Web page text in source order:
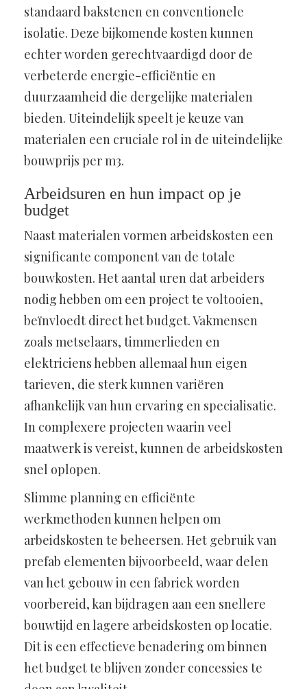
standaard bakstenen en conventionele
isolatie. Deze bijkomende kosten kunnen
echter worden gerechtvaardigd door de
verbeterde energie-efficiëntie en
duurzaamheid die dergelijke materialen
bieden. Uiteindelijk speelt je keuze van
materialen een cruciale rol in de uiteindelijke
bouwprijs per m3.
Arbeidsuren en hun impact op je
budget
Naast materialen vormen arbeidskosten een
significante component van de totale
bouwkosten. Het aantal uren dat arbeiders
nodig hebben om een project te voltooien,
beïnvloedt direct het budget. Vakmensen
zoals metselaars, timmerlieden en
elektriciens hebben allemaal hun eigen
tarieven, die sterk kunnen variëren
afhankelijk van hun ervaring en specialisatie.
In complexere projecten waarin veel
maatwerk is vereist, kunnen de arbeidskosten
snel oplopen.
Slimme planning en efficiënte
werkmethoden kunnen helpen om
arbeidskosten te beheersen. Het gebruik van
prefab elementen bijvoorbeeld, waar delen
van het gebouw in een fabriek worden
voorbereid, kan bijdragen aan een snellere
bouwtijd en lagere arbeidskosten op locatie.
Dit is een effectieve benadering om binnen
het budget te blijven zonder concessies te